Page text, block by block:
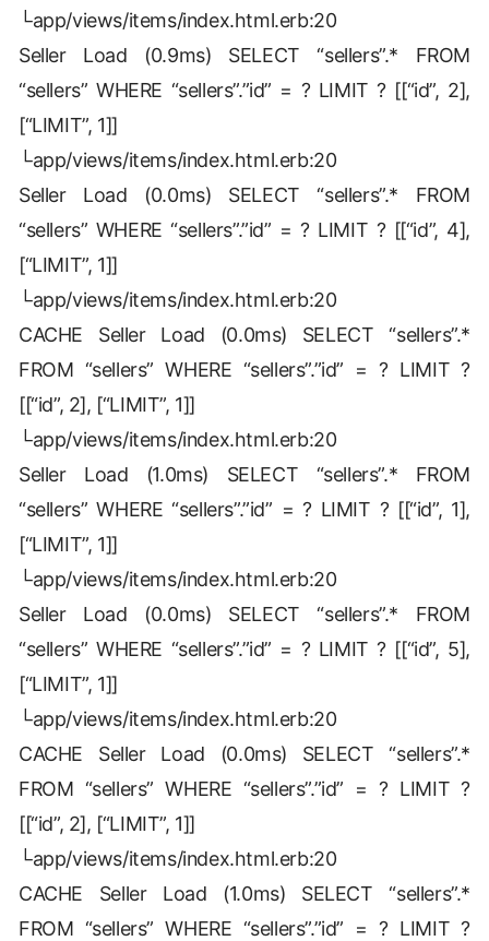
└app/views/items/index.html.erb:20
Seller Load (0.9ms) SELECT “sellers”.* FROM
“sellers” WHERE “sellers”.”id” = ? LIMIT ? [[“id”, 2],
[“LIMIT”, 1]]
└app/views/items/index.html.erb:20
Seller Load (0.0ms) SELECT “sellers”.* FROM
“sellers” WHERE “sellers”.”id” = ? LIMIT ? [[“id”, 4],
[“LIMIT”, 1]]
└app/views/items/index.html.erb:20
CACHE Seller Load (0.0ms) SELECT “sellers”.*
FROM “sellers” WHERE “sellers”.”id” = ? LIMIT ?
[[“id”, 2], [“LIMIT”, 1]]
└app/views/items/index.html.erb:20
Seller Load (1.0ms) SELECT “sellers”.* FROM
“sellers” WHERE “sellers”.”id” = ? LIMIT ? [[“id”, 1],
[“LIMIT”, 1]]
└app/views/items/index.html.erb:20
Seller Load (0.0ms) SELECT “sellers”.* FROM
“sellers” WHERE “sellers”.”id” = ? LIMIT ? [[“id”, 5],
[“LIMIT”, 1]]
└app/views/items/index.html.erb:20
CACHE Seller Load (0.0ms) SELECT “sellers”.*
FROM “sellers” WHERE “sellers”.”id” = ? LIMIT ?
[[“id”, 2], [“LIMIT”, 1]]
└app/views/items/index.html.erb:20
CACHE Seller Load (1.0ms) SELECT “sellers”.*
FROM “sellers” WHERE “sellers”.”id” = ? LIMIT ?